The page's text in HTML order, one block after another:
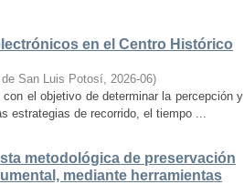
en el Centro Histórico
San Luis Potosí, 2026-06)
el objetivo de determinar la percepción y
estrategias de recorrido, el tiempo ...
metodológica de preservación
mediante herramientas